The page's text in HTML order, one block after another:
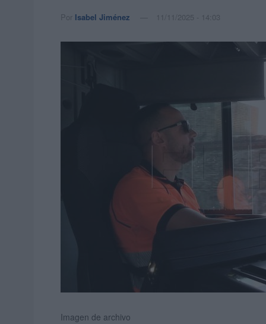
Por Isabel Jiménez 11/11/2025 - 14:03
Imagen de archivo